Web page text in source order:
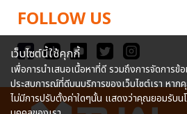
FOLLOW US
เว็บไซต์นี้ใช้คุกกี้
เพื่อการนำเสนอเนื้อหาที่ดี รวมถึงการจัดการ
ประสบการณ์ที่ดีบนบริการของเว็บไซต์เรา หาก
ไม่มีการปรับตั้งค่าใดๆนั้น แสดงว่าคุณยอมรับน